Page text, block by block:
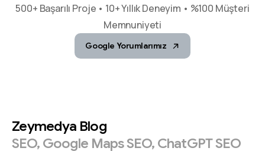
500+ Başarılı Proje • 10+ Yıllık Deneyim • %100 Müşteri
Memnuniyeti
Google Yorumlarımız
Zeymedya Blog
SEO, Google MapsSEO, ChatGPTSEO